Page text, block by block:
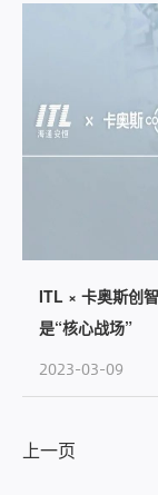
ITL × 卡奥斯创
是“核心战场”
2023-03-09
上一页